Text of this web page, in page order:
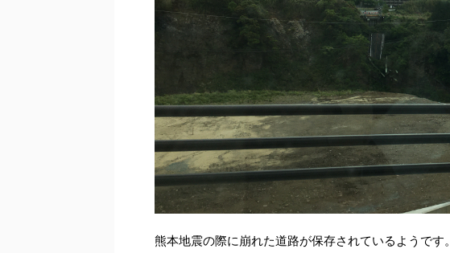
熊本地震の際に崩れた道路が保存されているようです。